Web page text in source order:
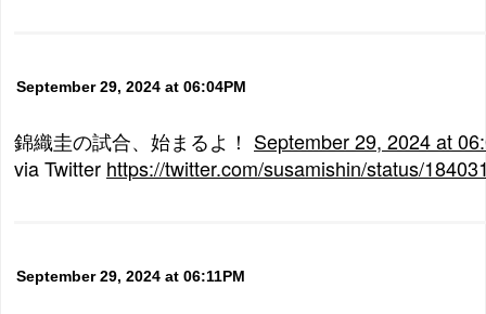
September 29, 2024 at 06:04PM
錦織圭の試合、始まるよ！ September 29, 2024 at
via Twitter https://twitter.com/susamishin/status/
September 29, 2024 at 06:11PM